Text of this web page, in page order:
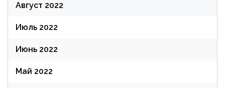
Август 2022
Июль 2022
Июнь 2022
Май 2022